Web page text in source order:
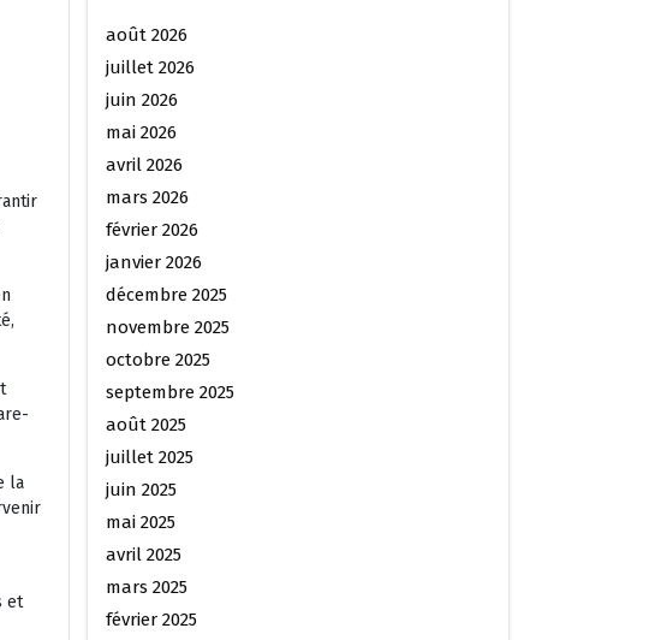
la
et
août 2026
juillet 2026
juin 2026
mai 2026
avril 2026
mars 2026
février 2026
janvier 2026
décembre 2025
novembre 2025
octobre 2025
septembre 2025
août 2025
juillet 2025
juin 2025
mai 2025
avril 2025
mars 2025
février 2025